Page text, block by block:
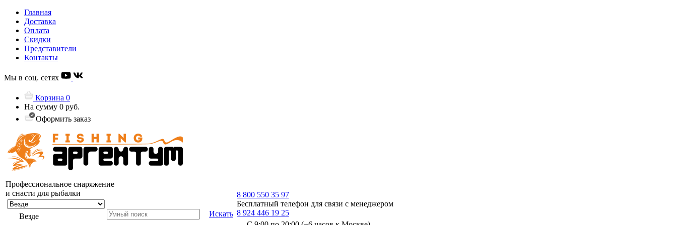
Главная
Доставка
Оплата
Скидки
Представители
Контакты
Мы в соц. сетях
Корзина 0
На сумму 0 руб.
Оформить заказ
Профессиональное снаряжение
и снасти для рыбалки
Везде Искать
8 800 550 35 97
Бесплатный телефон для связи с менеджером
8 924 446 19 25